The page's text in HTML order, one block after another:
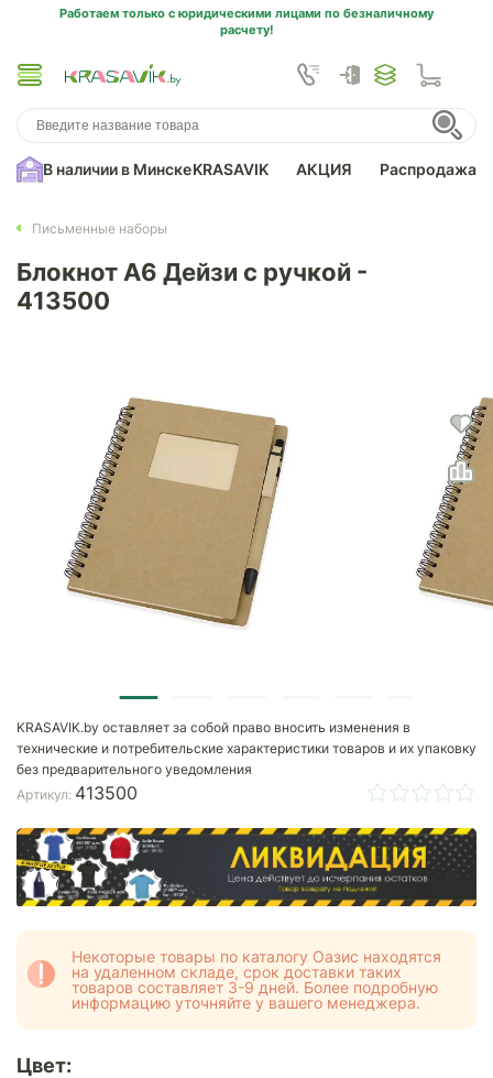
Работаем только с юридическими лицами по безналичному
расчету!
В наличии в МинскеKRASAVIK АКЦИЯ Распродажа
Письменные наборы
Блокнот А6 Дейзи с ручкой -
413500
KRASAVIK.by оставляет за собой право вносить изменения в
технические и потребительские характеристики товаров и их упаковку
без предварительного уведомления
Артикул: 413500
Некоторые товары по каталогу Оазис находятся
на удаленном складе, срок доставки таких
товаров составляет 3-9 дней. Более подробную
информацию уточняйте у вашего менеджера.
Цвет: